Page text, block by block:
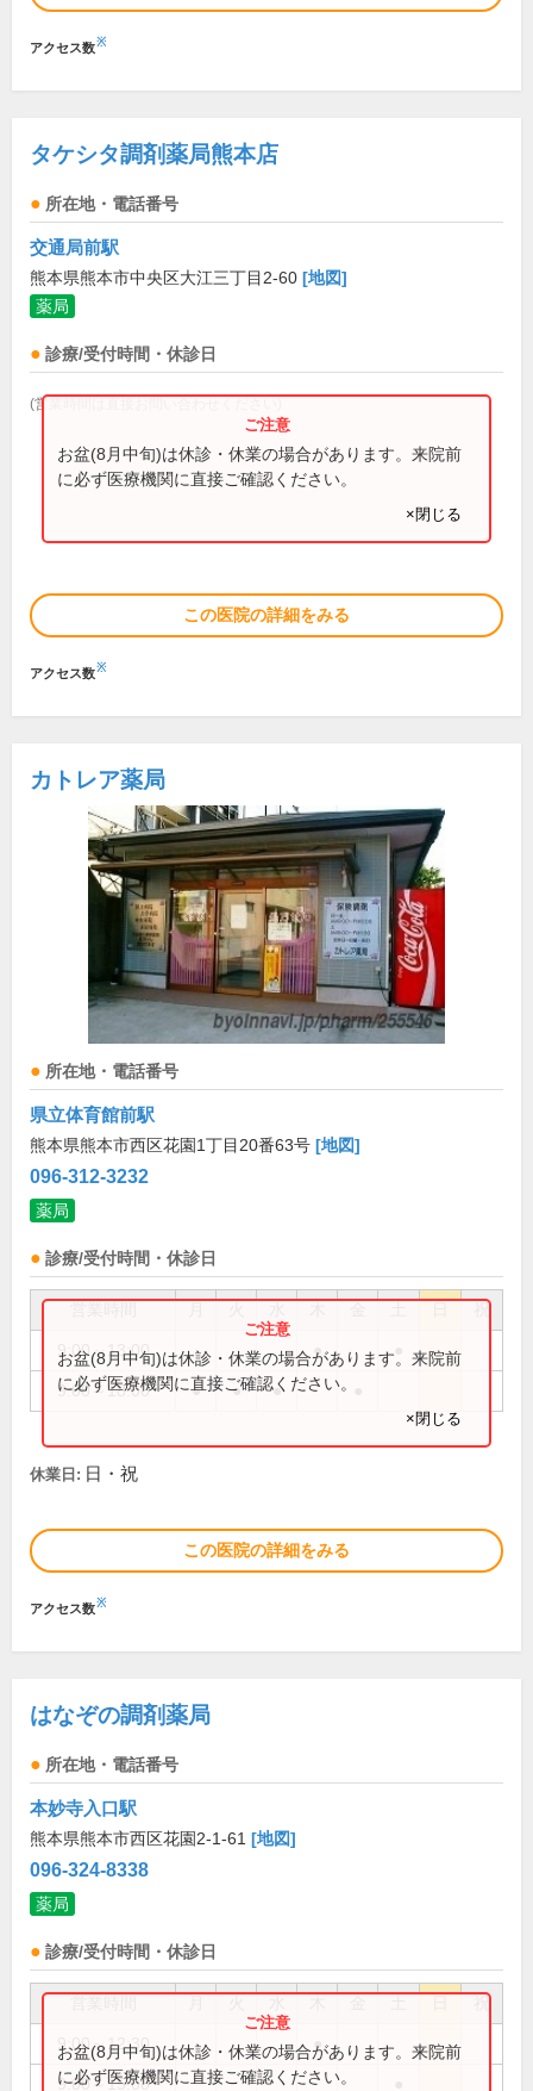
アクセス数※
タケシタ調剤薬局熊本店
所在地・電話番号
交通局前駅
熊本県熊本市中央区大江三丁目2-60 [地図]
薬局
診療/受付時間・休診日
(営業時間は直接お問い合わせください)
お盆(8月中旬)は休診・休業の場合があります。来院前
に必ず医療機関に直接ご確認ください。
×閉じる
この医院の詳細をみる
アクセス数※
カトレア薬局
所在地・電話番号
県立体育館前駅
熊本県熊本市西区花園1丁目20番63号 [地図]
096-312-3232
薬局
診療/受付時間・休診日
祝
9:00～13:00 ●
9:00～18:00 ● ● ●
お盆(8月中旬)は休診・休業の場合があります。来院前
に必ず医療機関に直接ご確認ください。
×閉じる
休業日: 日・祝
この医院の詳細をみる
アクセス数※
はなぞの調剤薬局
所在地・電話番号
本妙寺入口駅
熊本県熊本市西区花園2-1-61 [地図]
096-324-8338
薬局
診療/受付時間・休診日
祝
9:00～12:30 ●
9:00～15:00
お盆(8月中旬)は休診・休業の場合があります。来院前
に必ず医療機関に直接ご確認ください。